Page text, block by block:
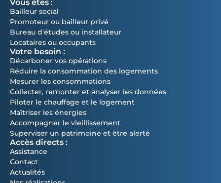
Vous êtes :
Bailleur social
Promoteur ou bailleur privé
Bureau d'études ou installateur
Locataires ou occupants
Votre besoin :
Décarboner vos opérations
Réduire la consommation des logements
Mesurer les consommations
Collecter, remonter et analyser les données
Piloter le chauffage et le logement
Maîtriser les énergies
Accompagner le vieillissement
Superviser un patrimoine et être alerté
Accès directs :
Assistance
Contact
Actualités